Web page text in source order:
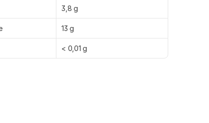
3,8 g
13 g
< 0,01 g